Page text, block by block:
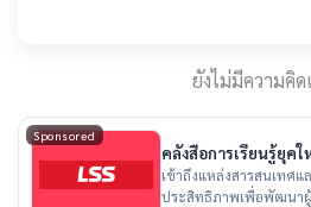
ยังไม่มีความคิ
Sponsored
คลังสื่อการเรียนรู้ยุค
ไทย
เข้าถึงแหล่งสารสนเทศ
ประสิทธิภาพเพื่อพัฒนาผู้